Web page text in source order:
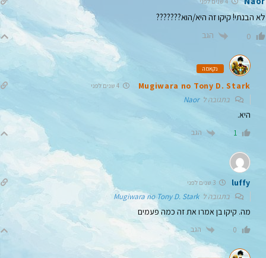
לא הבנתי! קיקו זה היא/הוא???????
0 הגב
נקאמה
Mugiwara no Tony D. Stark 4 שנים לפני
בתגובה לNaor
היא.
1 הגב
luffy 3 שנים לפני
בתגובה לMugiwara no Tony D. Stark
מה. קיקו בן אמרו את זה כמה פעמים
0 הגב